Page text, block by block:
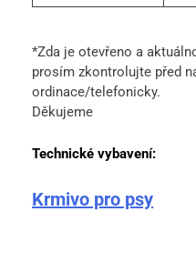
*Zda je otevřeno a
prosím zkontrolujte před
ordinace/telefonicky.
Děkujeme
Technické vybavení:
Krmivo pro psy